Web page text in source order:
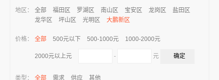
地区： 全部 福田区 罗湖区 南山区 宝安区 龙岗区
盐田区
龙华区
坪山区 光明区 大鹏新区
价格： 全部 500元以下 500-1000元 1000-2000元
2000元以上元 - 元
类型： 全部 需求 供应 其他